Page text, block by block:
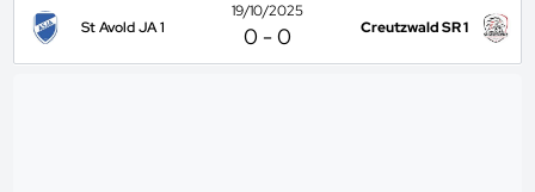
St Avold JA 1
19/10/2025
0 -0 Creutzwald SR 1